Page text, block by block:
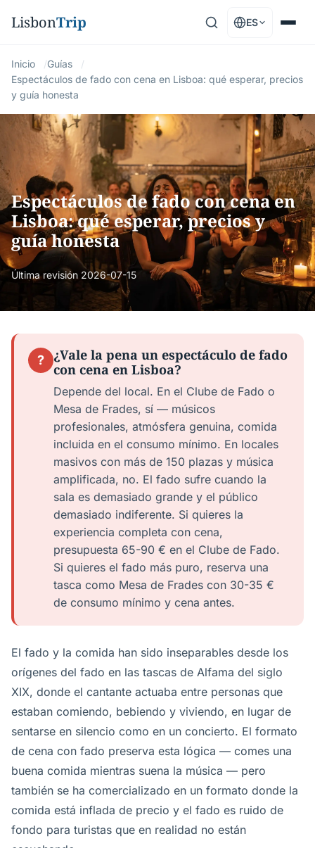
LisbonTrip ES
Inicio
Guías
Espectáculos de fado con cena en Lisboa: qué esperar, precios
y guía honesta
Espectáculos de fado con cena en
Lisboa: qué esperar, precios y
guía honesta
Última revisión 2026-07-15
?
¿Vale la pena un espectáculo de fado
con cena en Lisboa?
Depende del local. En el Clube de Fado o
Mesa de Frades, sí — músicos
profesionales, atmósfera genuina, comida
incluida en el consumo mínimo. En locales
masivos con más de 150 plazas y música
amplificada, no. El fado sufre cuando la
sala es demasiado grande y el público
demasiado indiferente. Si quieres la
experiencia completa con cena,
presupuesta 65-90 € en el Clube de Fado.
Si quieres el fado más puro, reserva una
tasca como Mesa de Frades con 30-35 €
de consumo mínimo y cena antes.
El fado y la comida han sido inseparables desde los
orígenes del fado en las tascas de Alfama del siglo
XIX, donde el cantante actuaba entre personas que
estaban comiendo, bebiendo y viviendo, en lugar de
sentarse en silencio como en un concierto. El formato
de cena con fado preserva esta lógica — comes una
buena comida mientras suena la música — pero
también se ha comercializado en un formato donde la
comida está inflada de precio y el fado es ruido de
fondo para turistas que en realidad no están